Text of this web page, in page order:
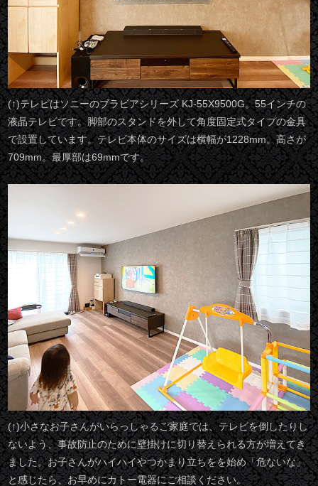
(↑)テレビはソニーのブラビアシリーズ KJ-55X9500G。55インチの
液晶テレビです。脚部のスタンドを外して角度固定式タイプの金具
で設置しています。テレビ本体のサイズは横幅が1228mm。高さが
709mm。最厚部は69mmです。
(↑)小さなお子さんがいらっしゃるご家庭では、テレビを倒したりし
ないよう、事故防止のために壁掛けに切り替えられる方が増えてき
ました。お子さんがハイハイやつかまり立ちをを始め「危ないな」
と感じたら、お早めにカトー電器にご相談ください。